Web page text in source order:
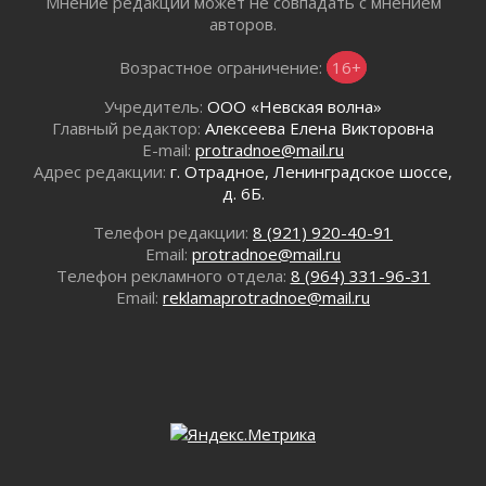
В Ивангороде назвали новых почетных
02 августа 2026
Готовность №1
02 августа 2026
Километровые столбы «Дороги жизни»
отправили на реставрацию
Ленобласть внедрила передовую подготовку
операторов БПЛА
02 августа 2026
В Ивангороде появилась «Избушка-
Лето катится с горки
авторов.
Возрастное ограничение: 16+
Учредитель: ООО «Невская волна»
Главный редактор: Алексеева Елена Викторовна
E-mail: protradnoe@mail.ru
Адрес редакции: г. Отрадное, Ленинградское шоссе,
д. 6Б.
Телефон редакции: 8 (921) 920-40-91
Email: protradnoe@mail.ru
Телефон рекламного отдела: 8 (964) 331-96-31
Email: reklamaprotradnoe@mail.ru